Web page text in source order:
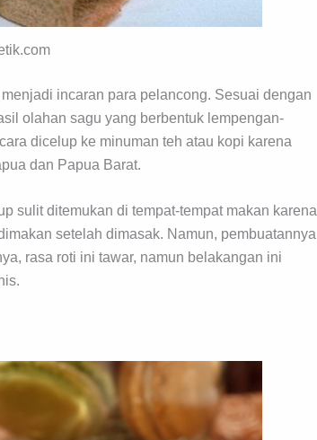
incaran para pelancong. Sesuai dengan
olahan sagu yang berbentuk lempengan-
dicelup ke minuman teh atau kopi karena
dan Papua Barat.
sulit ditemukan di tempat-tempat makan karena
setelah dimasak. Namun, pembuatannya
rasa roti ini tawar, namun belakangan ini